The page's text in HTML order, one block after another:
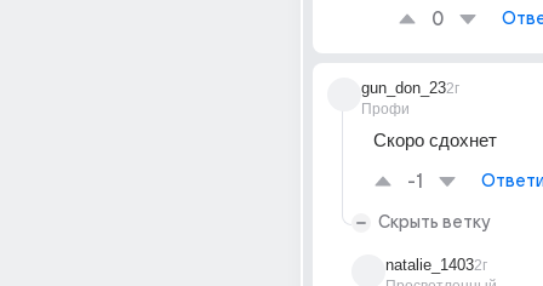
0
gun_don_23
Профи
2г
Скоро сдохнет
-1
Скрыть ветку
natalie_14032г